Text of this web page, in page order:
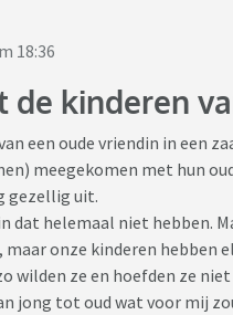
18:36
de kinderen
een oude vriendin in een
meegekomen met hun
gezellig uit.
dat helemaal niet hebben.
onze kinderen hebben
wilden ze en hoefden ze
jong tot oud wat voor mij